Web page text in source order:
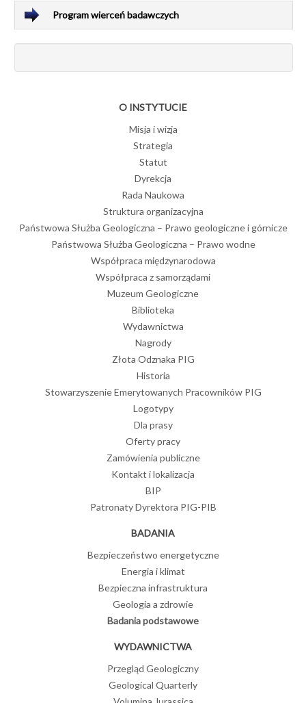
Program wierceń badawczych
O INSTYTUCIE
Misja i wizja
Strategia
Statut
Dyrekcja
Rada Naukowa
Struktura organizacyjna
Państwowa Służba Geologiczna – Prawo geologiczne i górnicze
Państwowa Służba Geologiczna – Prawo wodne
Współpraca międzynarodowa
Współpraca z samorządami
Muzeum Geologiczne
Biblioteka
Wydawnictwa
Nagrody
Złota Odznaka PIG
Historia
Stowarzyszenie Emerytowanych Pracowników PIG
Logotypy
Dla prasy
Oferty pracy
Zamówienia publiczne
Kontakt i lokalizacja
BIP
Patronaty Dyrektora PIG-PIB
BADANIA
Bezpieczeństwo energetyczne
Energia i klimat
Bezpieczna infrastruktura
Geologia a zdrowie
Badania podstawowe
WYDAWNICTWA
Przegląd Geologiczny
Geological Quarterly